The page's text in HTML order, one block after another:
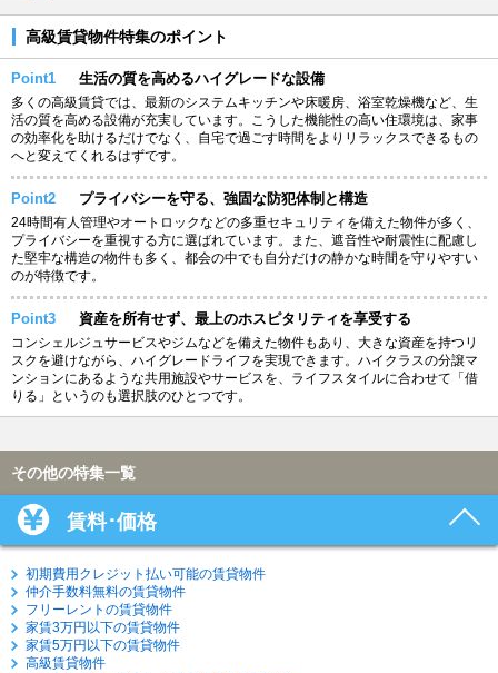
高級賃貸物件特集のポイント
Point1 生活の質を高めるハイグレードな設備
多くの高級賃貸では、最新のシステムキッチンや床暖房、浴室乾燥機など、生
活の質を高める設備が充実しています。こうした機能性の高い住環境は、家事
の効率化を助けるだけでなく、自宅で過ごす時間をよりリラックスできるもの
へと変えてくれるはずです。
Point2 プライバシーを守る、強固な防犯体制と構造
24時間有人管理やオートロックなどの多重セキュリティを備えた物件が多く、
プライバシーを重視する方に選ばれています。また、遮音性や耐震性に配慮し
た堅牢な構造の物件も多く、都会の中でも自分だけの静かな時間を守りやすい
のが特徴です。
Point3 資産を所有せず、最上のホスピタリティを享受する
コンシェルジュサービスやジムなどを備えた物件もあり、大きな資産を持つリ
スクを避けながら、ハイグレードライフを実現できます。ハイクラスの分譲マ
ンションにあるような共用施設やサービスを、ライフスタイルに合わせて「借
りる」というのも選択肢のひとつです。
その他の特集一覧
賃料･価格
初期費用クレジット払い可能の賃貸物件
仲介手数料無料の賃貸物件
フリーレントの賃貸物件
家賃3万円以下の賃貸物件
家賃5万円以下の賃貸物件
高級賃貸物件